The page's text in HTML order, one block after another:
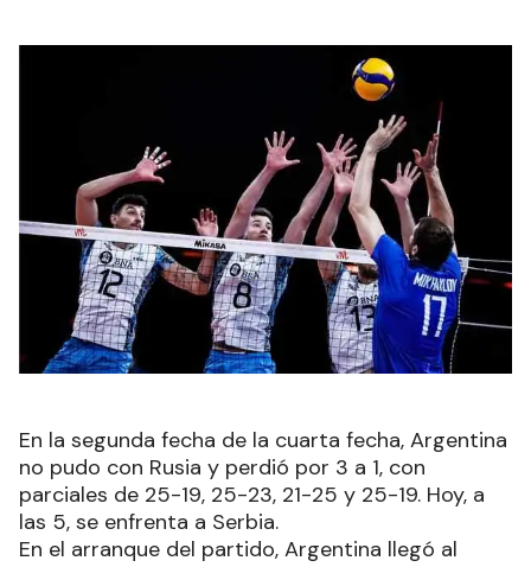
En la segunda fecha de la cuarta fecha, Argentina
no pudo con Rusia y perdió por 3 a 1, con
parciales de 25-19, 25-23, 21-25 y 25-19. Hoy, a
las 5, se enfrenta a Serbia.
En el arranque del partido, Argentina llegó al